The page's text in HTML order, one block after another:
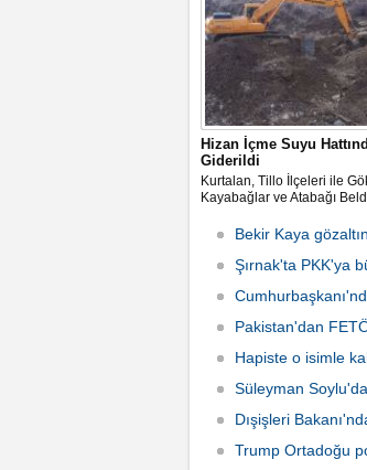
Hizan İçme Suyu
Giderildi
Kurtalan, Tillo İlçeleri ile
Kayabağlar ve Atabağı
suyu hattında meydana
sonucu açıkta kalan su
Kanalizasyon İşleri (SİSKİ)
hummalı ça
Bekir Kaya
Şırnak'ta PKK'ya
Pakistan'dan
Hapiste o isimle
Süleyman
Dışişleri
Trump Ortadoğu